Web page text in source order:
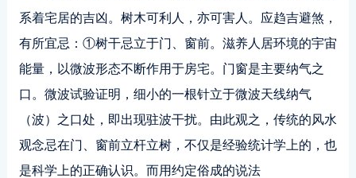
系着宅居的吉凶。树木可利人，亦可害人。应趋吉避煞，
有所宜忌：①树干忌立于门、窗前。滋养人居环境的宇宙
能量，以微波形态不断作用于房宅。门窗是主要纳气之
口。微波试验证明，细小的一根针立于微波天线纳气
（波）之口处，即出现驻波干扰。由此观之，传统的风水
观念忌在门、窗前立杆立树，不仅是经验统计学上的，也
是科学上的正确认识。而用约定俗成的说法